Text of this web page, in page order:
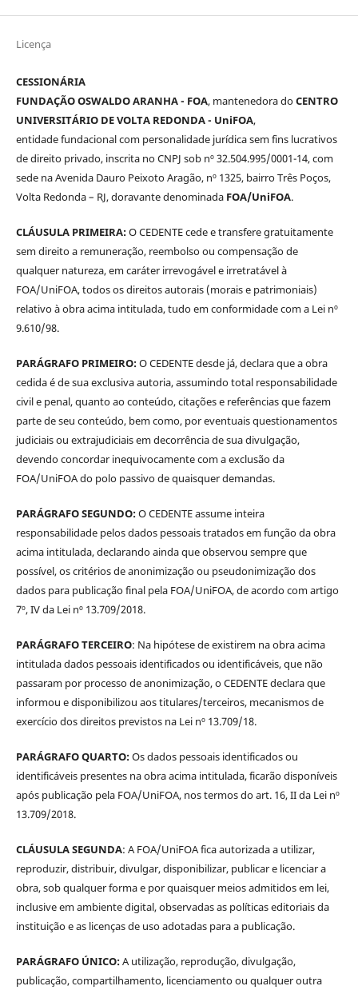
Licença
CESSIONÁRIA
FUNDAÇÃO OSWALDO ARANHA - FOA, mantenedora doCENTRO
UNIVERSITÁRIO DE VOLTA REDONDA - UniFOA,
entidade fundacional com personalidade jurídica sem fins lucrativos
de direito privado, inscrita no CNPJ sob nº 32.504.995/0001-14, com
sede na Avenida Dauro Peixoto Aragão, nº 1325, bairro Três Poços,
Volta Redonda – RJ, doravante denominada FOA/UniFOA.
CLÁUSULA PRIMEIRA:O CEDENTE cede e transfere gratuitamente
sem direito a remuneração, reembolso ou compensação de
qualquer natureza, em caráter irrevogável e irretratável à
FOA/UniFOA, todos os direitos autorais (morais e patrimoniais)
relativo à obra acima intitulada, tudo em conformidade com a Lei nº
9.610/98.
PARÁGRAFO PRIMEIRO:O CEDENTE desde já, declara que a obra
cedida é de sua exclusiva autoria, assumindo total responsabilidade
civil e penal, quanto ao conteúdo, citações e referências que fazem
parte de seu conteúdo, bem como, por eventuais questionamentos
judiciais ou extrajudiciais em decorrência de sua divulgação,
devendo concordar inequivocamente com a exclusão da
FOA/UniFOA do polo passivo de quaisquer demandas.
PARÁGRAFO SEGUNDO:O CEDENTE assume inteira
responsabilidade pelos dados pessoais tratados em função da obra
acima intitulada, declarando ainda que observou sempre que
possível, os critérios de anonimização ou pseudonimização dos
dados para publicação final pela FOA/UniFOA, de acordo com artigo
7º, IV da Lei nº 13.709/2018.
PARÁGRAFO TERCEIRO: Na hipótese de existirem na obra acima
intitulada dados pessoais identificados ou identificáveis, que não
passaram por processo de anonimização, o CEDENTE declara que
informou e disponibilizou aos titulares/terceiros, mecanismos de
exercício dos direitos previstos na Lei nº 13.709/18.
PARÁGRAFO QUARTO:Os dados pessoais identificados ou
identificáveis presentes na obra acima intitulada, ficarão disponíveis
após publicação pela FOA/UniFOA, nos termos do art. 16, II da Lei nº
13.709/2018.
CLÁUSULA SEGUNDA: A FOA/UniFOA fica autorizada a utilizar,
reproduzir, distribuir, divulgar, disponibilizar, publicar e licenciar a
obra, sob qualquer forma e por quaisquer meios admitidos em lei,
inclusive em ambiente digital, observadas as políticas editoriais da
instituição e as licenças de uso adotadas para a publicação.
PARÁGRAFO ÚNICO:A utilização, reprodução, divulgação,
publicação, compartilhamento, licenciamento ou qualquer outra